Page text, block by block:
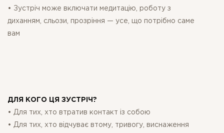
• Зустріч може включати медитацію, роботу з
диханням, сльози, прозріння — усе, що потрібно саме
вам
ДЛЯ КОГО ЦЯ ЗУСТРІЧ?
• Для тих, хто втратив контакт із собою
• Для тих, хто відчуває втому, тривогу, виснаження